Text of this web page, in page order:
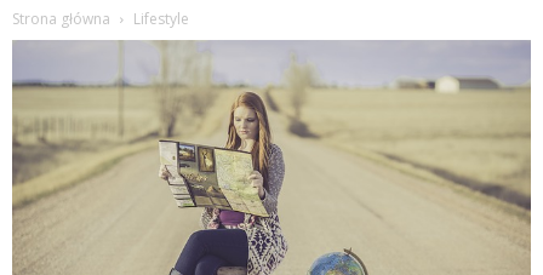
Strona główna Lifestyle